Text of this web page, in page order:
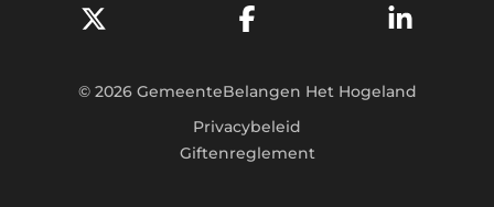
© 2026 GemeenteBelangen Het Hogeland
Privacybeleid
Giftenreglement